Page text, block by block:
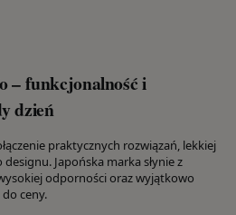
– funkcjonalność i
dzień
praktycznych rozwiązań, lekkiej
Japońska marka słynie z
odporności oraz wyjątkowo
ceny.